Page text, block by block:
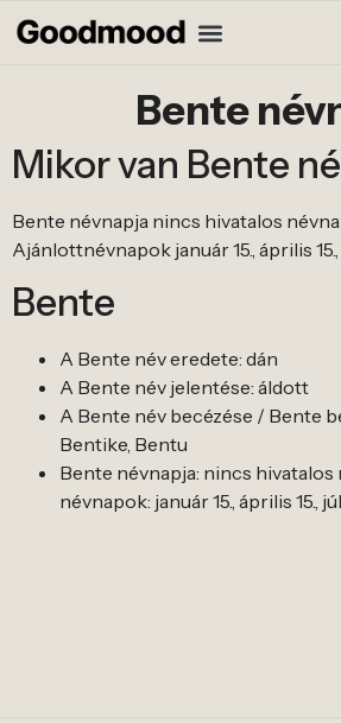
Bente
Mikor van Bente
Bente névnapja nincs hivatalos
Ajánlottnévnapok január 15., április
Bente
A Bente név eredete: dán
A Bente név jelentése: áldott
A Bente név becézése / Bente
Bentike, Bentu
Bente névnapja: nincs
névnapok: január 15., április 15.,